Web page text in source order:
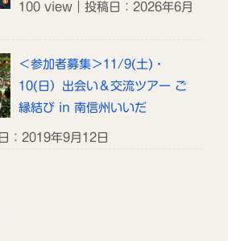
100 view｜投稿日：2026年6月
＜参加者募集＞11/9(土)・
10(日）出会い＆交流ツアー ご
縁結び in 南信州いいだ
：2019年9月12日